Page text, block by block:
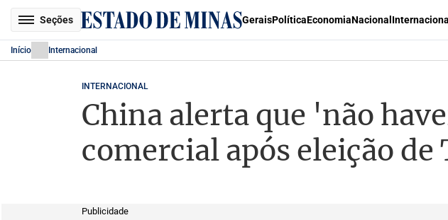
Seções GeraisPolíticaEconomiaNacional Internacional
Início Internacional
INTERNACIONAL
China alerta que 'não
comercial após eleição de
Publicidade